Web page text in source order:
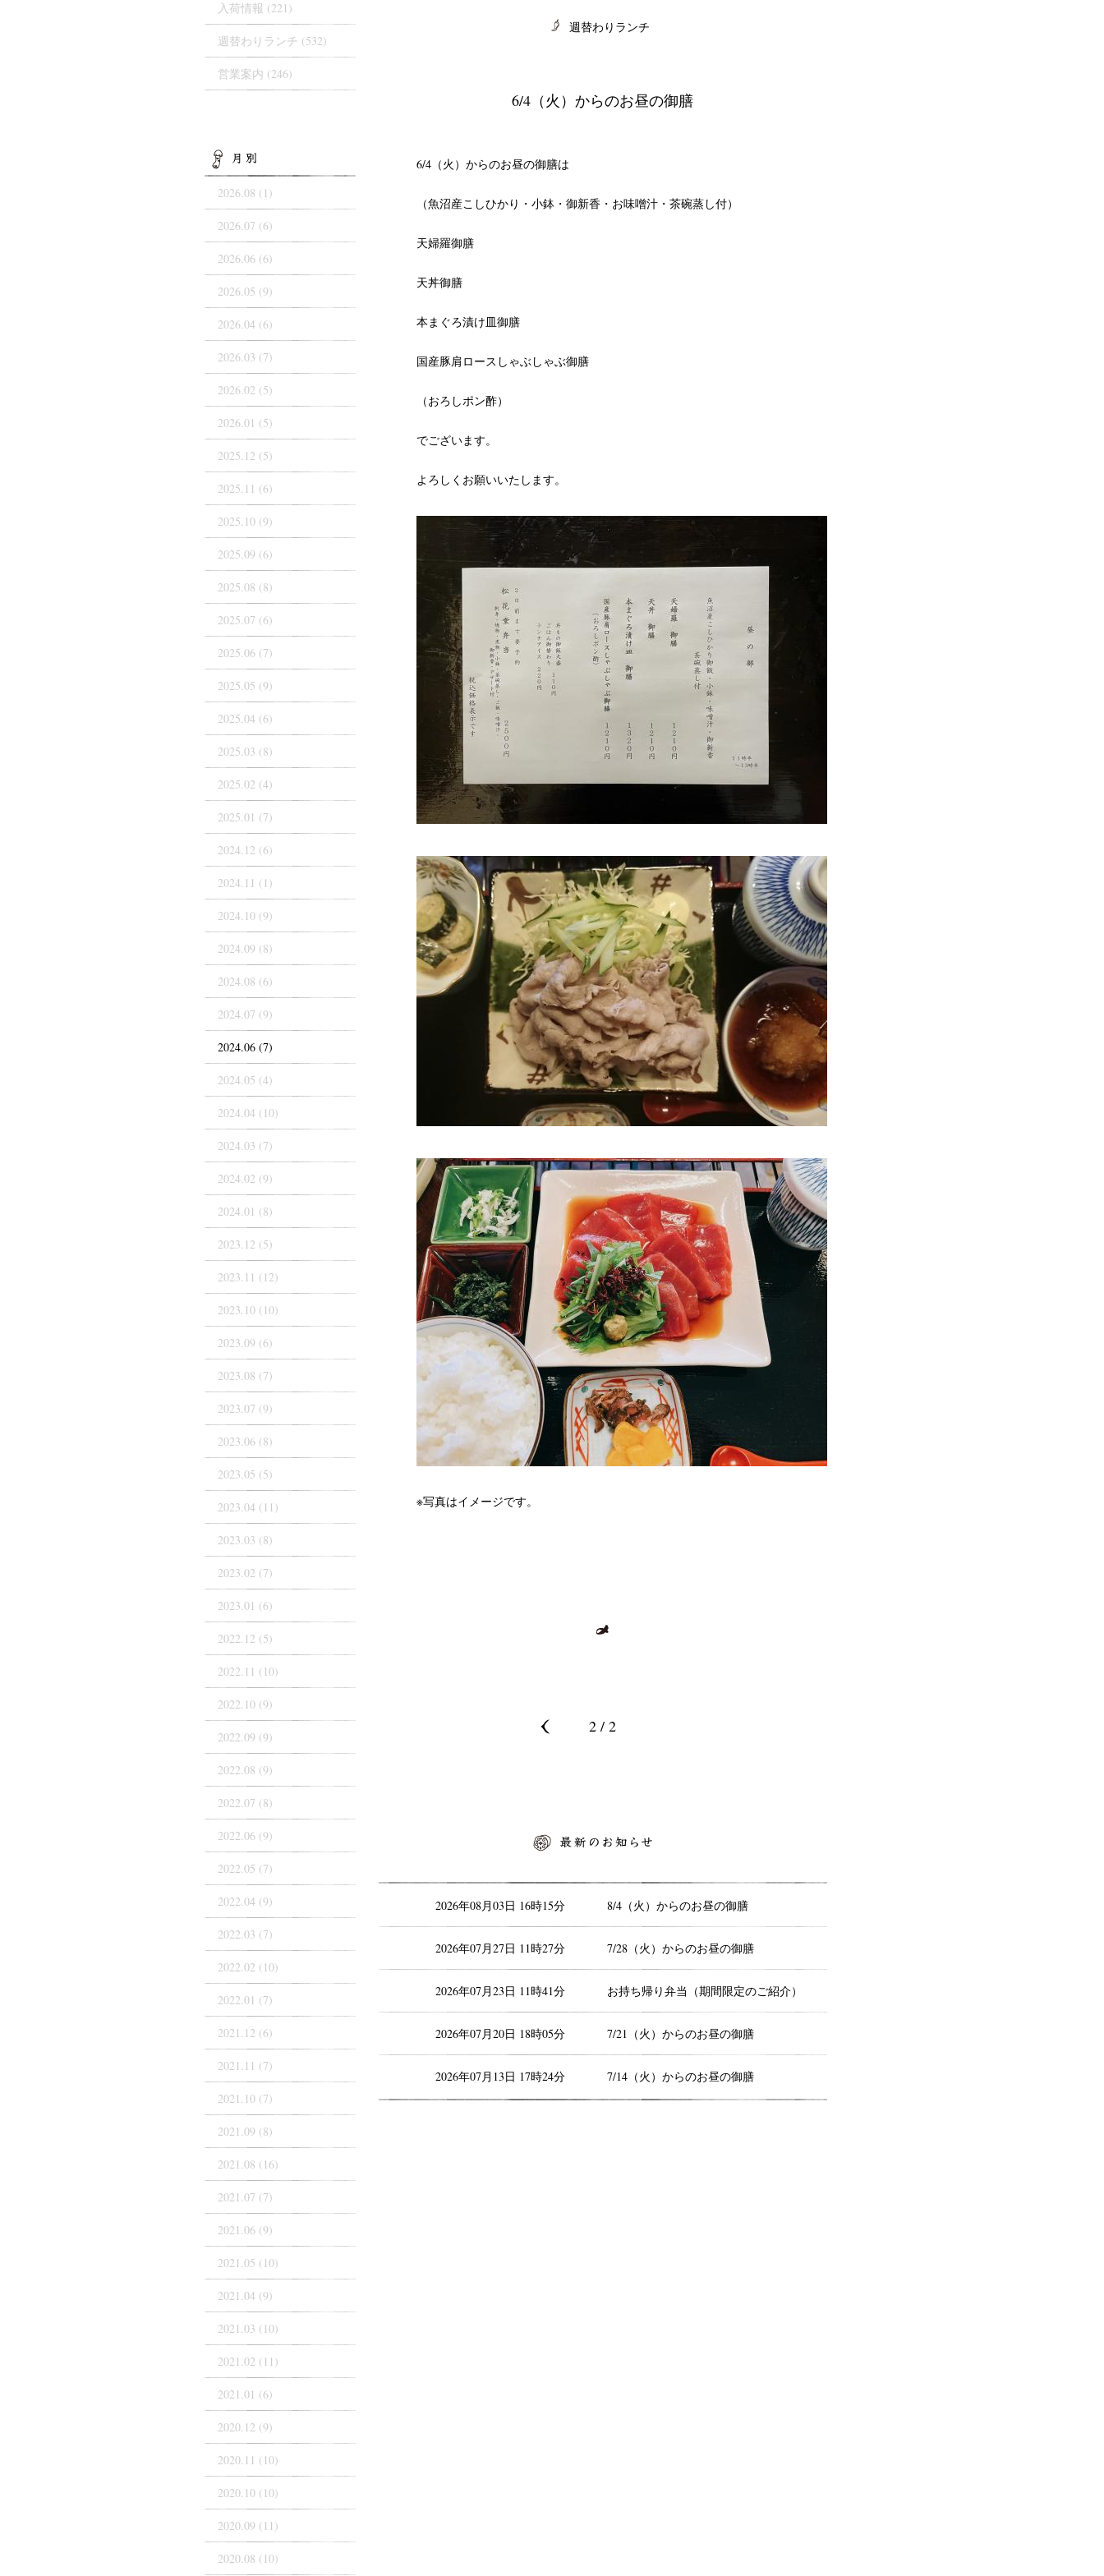
6/4（火）からのお昼の御膳
6/4（火）からのお昼の御膳は
（魚沼産こしひかり・小鉢・御新香・お味噌汁・茶碗蒸し付）
天婦羅御膳
天丼御膳
本まぐろ漬け皿御膳
国産豚肩ロースしゃぶしゃぶ御膳
（おろしポン酢）
でございます。
よろしくお願いいたします。
※写真はイメージです。
週替わりランチ
2 / 2
8/4（火）からのお昼の御膳
2026年08月03日 16時15分
7/28（火）からのお昼の御膳
2026年07月27日 11時27分
お持ち帰り弁当（期間限定のご紹介）
2026年07月23日 11時41分
7/21（火）からのお昼の御膳
2026年07月20日 18時05分
7/14（火）からのお昼の御膳
2026年07月13日 17時24分
入荷情報 (221)
週替わりランチ (532)
営業案内 (246)
2026.08 (1)
2026.07 (6)
2026.06 (6)
2026.05 (9)
2026.04 (6)
2026.03 (7)
2026.02 (5)
2026.01 (5)
2025.12 (5)
2025.11 (6)
2025.10 (9)
2025.09 (6)
2025.08 (8)
2025.07 (6)
2025.06 (7)
2025.05 (9)
2025.04 (6)
2025.03 (8)
2025.02 (4)
2025.01 (7)
2024.12 (6)
2024.11 (1)
2024.10 (9)
2024.09 (8)
2024.08 (6)
2024.07 (9)
2024.06 (7)
2024.05 (4)
2024.04 (10)
2024.03 (7)
2024.02 (9)
2024.01 (8)
2023.12 (5)
2023.11 (12)
2023.10 (10)
2023.09 (6)
2023.08 (7)
2023.07 (9)
2023.06 (8)
2023.05 (5)
2023.04 (11)
2023.03 (8)
2023.02 (7)
2023.01 (6)
2022.12 (5)
2022.11 (10)
2022.10 (9)
2022.09 (9)
2022.08 (9)
2022.07 (8)
2022.06 (9)
2022.05 (7)
2022.04 (9)
2022.03 (7)
2022.02 (10)
2022.01 (7)
2021.12 (6)
2021.11 (7)
2021.10 (7)
2021.09 (8)
2021.08 (16)
2021.07 (7)
2021.06 (9)
2021.05 (10)
2021.04 (9)
2021.03 (10)
2021.02 (11)
2021.01 (6)
2020.12 (9)
2020.11 (10)
2020.10 (10)
2020.09 (11)
2020.08 (10)